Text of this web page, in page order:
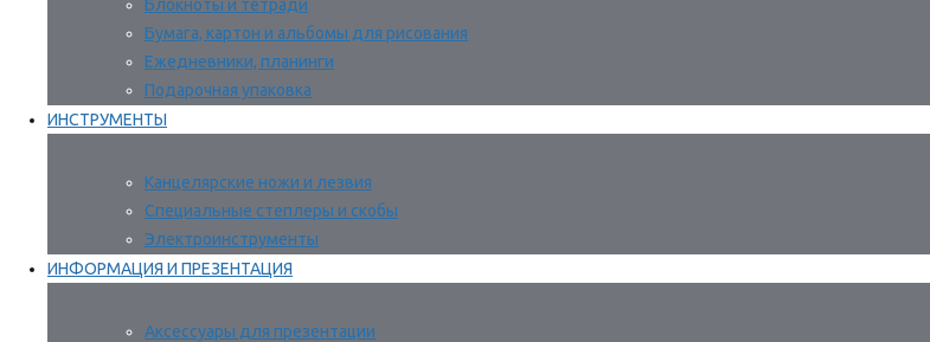
Блокноты и тетради
Бумага, картон и альбомы для рисования
Ежедневники, планинги
Подарочная упаковка
ИНСТРУМЕНТЫ
Канцелярские ножи и лезвия
Специальные степлеры и скобы
Электроинструменты
ИНФОРМАЦИЯ И ПРЕЗЕНТАЦИЯ
Аксессуары для презентации